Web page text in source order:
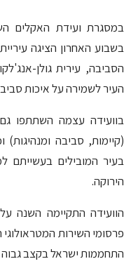
בשבוע האחרון הציגה
הסביבה, עירית גולן-
העיר לשמירה על איכות
בוועידה עצמה השתתפו גם
(קיימות, סביבה ומנהיגות)
בעיר המובילים בעשייתם
הירוקה.
הוועידה התקיימה השנה
פרסומי השירות
התחממות ישראל בקצב גבוה